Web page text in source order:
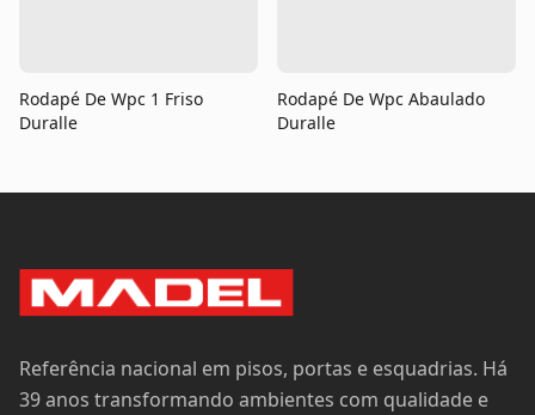
Rodapé De Wpc 1 Friso
Duralle
Rodapé De Wpc Abaulado
Duralle
Referência nacional em pisos, portas e esquadrias. Há
39 anos transformando ambientes com qualidade e